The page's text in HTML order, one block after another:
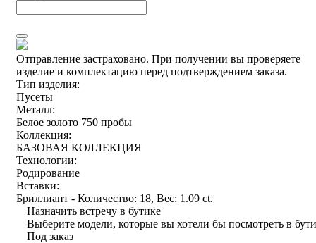
Отправление застраховано. При получении вы проверяете
изделие и комплектацию перед подтверждением заказа.
Тип изделия:
Пусеты
Металл:
Белое золото 750 пробы
Коллекция:
БАЗОВАЯ КОЛЛЕКЦИЯ
Технологии:
Родирование
Вставки:
Бриллиант - Количество: 18, Вес: 1.09 ct.
Назначить встречу в бутике
Выберите модели, которые вы хотели бы посмотреть в
Под заказ